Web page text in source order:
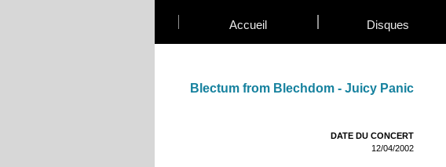
Accueil Disques
Blectum from Blechdom - Juicy Panic
DATE DU CONCERT
12/04/2002